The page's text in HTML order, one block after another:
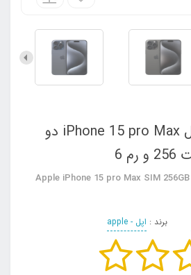
گوشی آیفون مدل iPhone 15 pro Max دو
6
Apple iPhone 15 pro Max SIM
برند : اپل - apple